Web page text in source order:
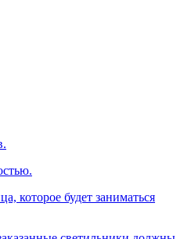
которое будет заниматься